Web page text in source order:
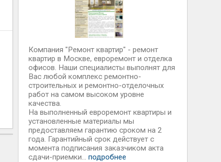
Компания "Ремонт квартир" - ремонт
квартир в Москве, евроремонт и отделка
офисов. Наши специалисты выполнят для
Вас любой комплекс ремонтно-
строительных и ремонтно-отделочных
работ на самом высоком уровне
качества.
На выполненный евроремонт квартиры и
установленные материалы мы
предоставляем гарантию сроком на 2
года. Гарантийный срок действует с
момента подписания заказчиком акта
сдачи-приемки... подробнее